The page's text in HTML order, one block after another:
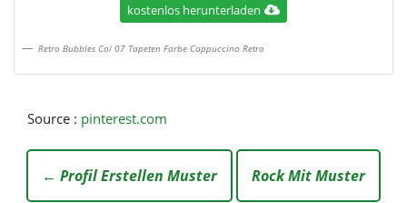
kostenlos herunterladen
Retro Bubbles Col 07 Tapeten Farbe Cappuccino Retro
Source : pinterest.com
← Profil Erstellen Muster Rock Mit Muster